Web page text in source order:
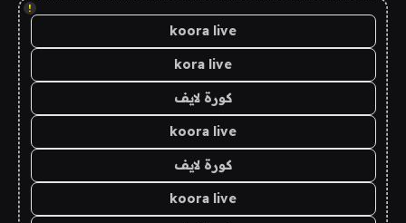
!
koora live
kora live
كورة لايف
koora live
كورة لايف
koora live